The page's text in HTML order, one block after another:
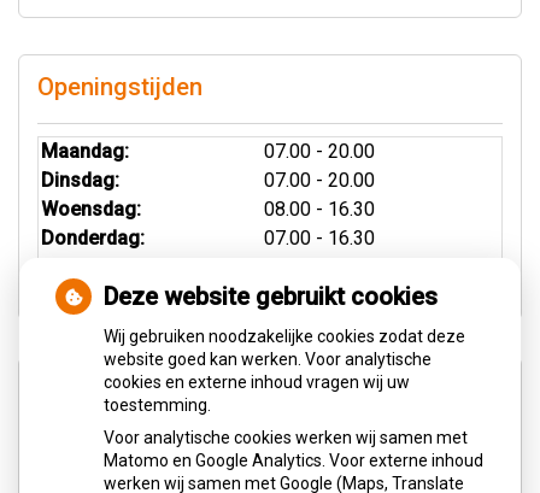
Openingstijden
Maandag:
07.00 - 20.00
Dinsdag:
07.00 - 20.00
Woensdag:
08.00 - 16.30
Donderdag:
07.00 - 16.30
Aangesloten bij:
Deze website gebruikt cookies
Wij gebruiken noodzakelijke cookies zodat deze
website goed kan werken. Voor analytische
cookies en externe inhoud vragen wij uw
toestemming.
Voor analytische cookies werken wij samen met
Matomo en Google Analytics. Voor externe inhoud
werken wij samen met Google (Maps, Translate